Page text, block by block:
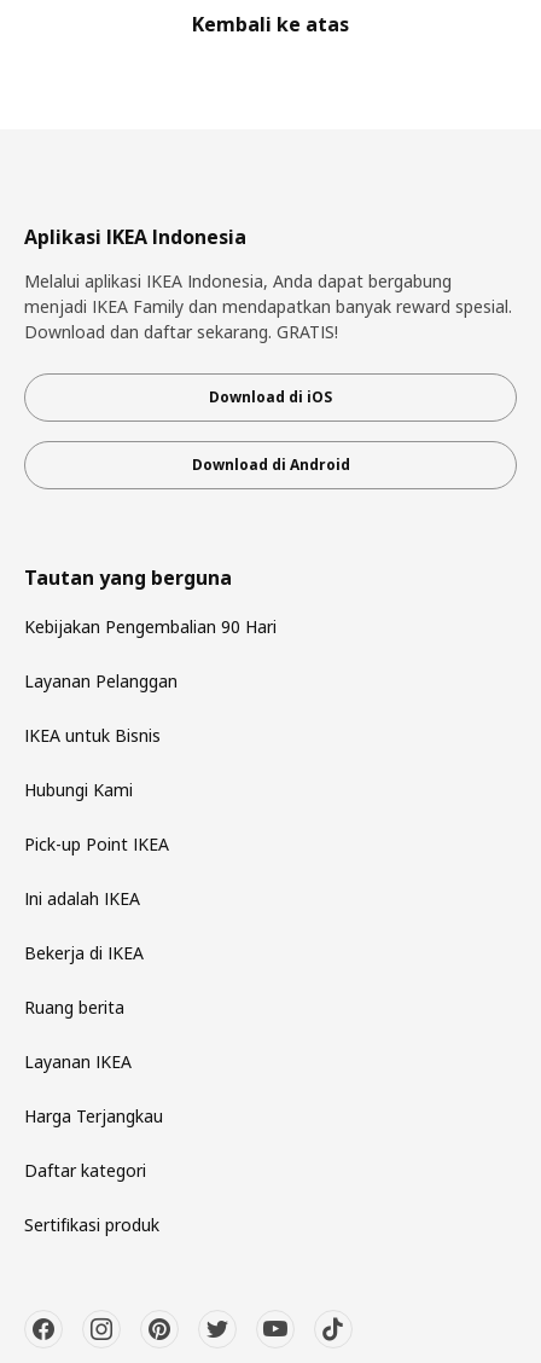
Kembali ke atas
Aplikasi IKEA Indonesia
Melalui aplikasi IKEA Indonesia, Anda dapat bergabung
menjadi IKEA Family dan mendapatkan banyak reward spesial.
Download dan daftar sekarang. GRATIS!
Download di iOS
Download di Android
Tautan yang berguna
Kebijakan Pengembalian 90 Hari
Layanan Pelanggan
IKEA untuk Bisnis
Hubungi Kami
Pick-up Point IKEA
Ini adalah IKEA
Bekerja di IKEA
Ruang berita
Layanan IKEA
Harga Terjangkau
Daftar kategori
Sertifikasi produk